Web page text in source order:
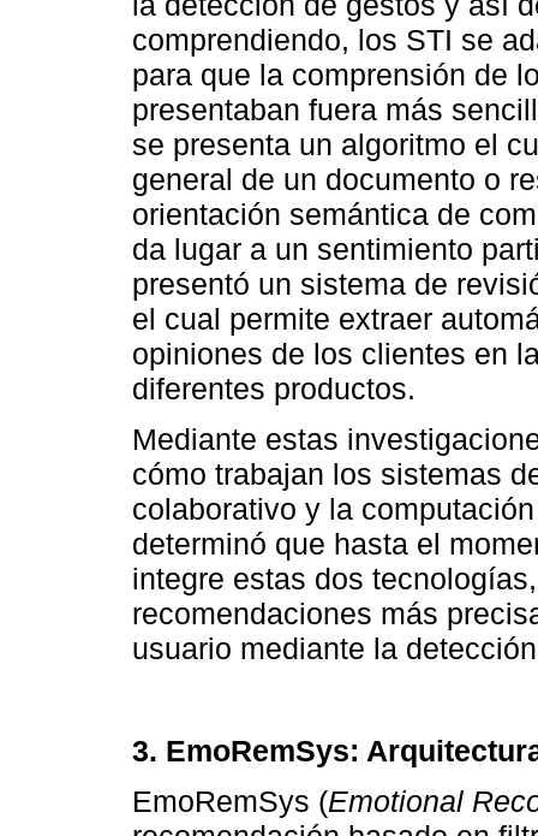
comprendiendo, los STI se
para que la comprensión de
presentaban fuera más
se presenta un algoritmo el
general de un documento o
orientación semántica de
da lugar a un sentimiento
presentó un sistema de
el cual permite extraer
opiniones de los clientes en
diferentes productos.
Mediante estas
cómo trabajan los sistemas
colaborativo y la
determinó que hasta el
integre estas dos
recomendaciones más
usuario mediante la
3. EmoRemSys:
EmoRemSys (Emotional